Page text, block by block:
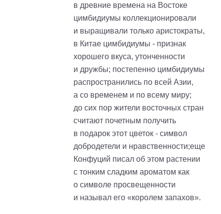
в древние времена на Востоке
цимбидиумы коллекционировали
и выращивали только аристократы,
в Китае цимбидиумы - признак
хорошего вкуса, утонченности
и дружбы; постепенно цимбидиумы
распространились по всей Азии,
а со временем и по всему миру;
до сих пор жители восточных стран
считают почетным получить
в подарок этот цветок - символ
добродетели и нравственности;еще
Конфуций писал об этом растении
с тонким сладким ароматом как
о символе просвещенности
и называл его «королем запахов».